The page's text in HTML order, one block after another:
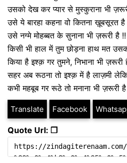
उसको देख कर प्यार से मुस्कुराना भी
उसे ये बारहा कहना वो कितना ख़ूबसूरत है
उसे नग्मे मोहब्बत के सुनाना भी ज़रूरी है !!
किसी भी हाल में तुम छोड़ना हाथ मत
किया है इश्क़ गर तुमने, निभाना भी ज़रूरी
सहर अब रूठना तो इश्क़ में है लाज़मी
कभी महबूब गर रूठे तो मनाना भी ज़रूरी
Translate Facebook
Quote Url: ❐